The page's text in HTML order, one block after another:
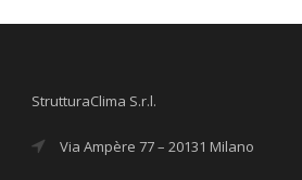
StrutturaClima S.r.l.
Via Ampère 77 – 20131 Milano